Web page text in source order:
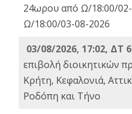
24ωρου από Ω/18:00/
Ω/18:00/03-08-2026
03/08/2026, 17:02, ΔΤ
επιβολή διοικητικών
Κρήτη, Κεφαλονιά,
Ροδόπη και Τήνο